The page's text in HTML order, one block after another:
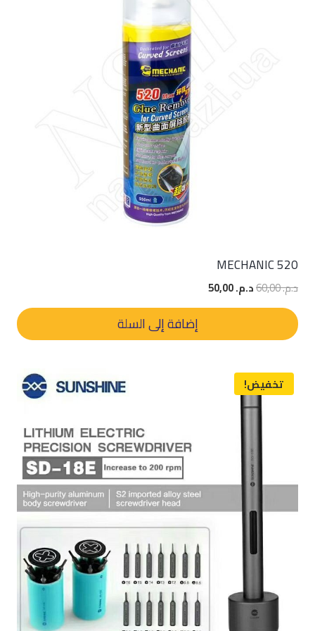
MECHANIC 520
د.م.60,00
السعر
الأصلي
د.م. 60,00.
د.م.
السعر
الحالي
هو:
د.م. 50,00.
إضافة إلى السلة
تخفيض!